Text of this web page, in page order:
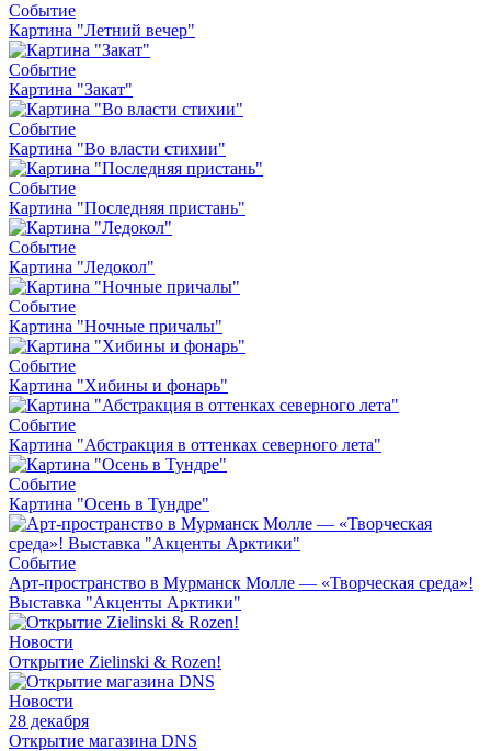
Событие
Картина "Летний вечер"
Событие
Картина "Закат"
Событие
Картина "Во власти стихии"
Событие
Картина "Последняя пристань"
Событие
Картина "Ледокол"
Событие
Картина "Ночные причалы"
Событие
Картина "Хибины и фонарь"
Событие
Картина "Абстракция в оттенках северного лета"
Событие
Картина "Осень в Тундре"
Событие
Арт-пространство в Мурманск Молле — «Творческая среда»!
Выставка "Акценты Арктики"
Новости
Открытие Zielinski & Rozen!
Новости
28 декабря
Открытие магазина DNS